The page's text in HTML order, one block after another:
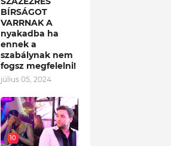
BÍRSÁGOT
VARRNAK A
nyakadba ha
ennek a
szabálynak nem
fogsz megfelelni!
július 05, 2024
10